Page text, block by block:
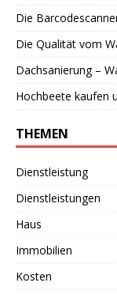
Die
Die Qualität vom
Dachsanierung –
Hochbeete kaufen
THEMEN
Dienstleistung
Dienstleistungen
Haus
Immobilien
Kosten